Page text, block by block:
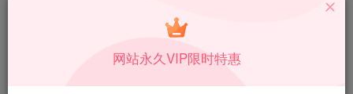
用途。如有侵权、不妥之处，请第一时间联系我们删除！
网站永久VIP限时特惠